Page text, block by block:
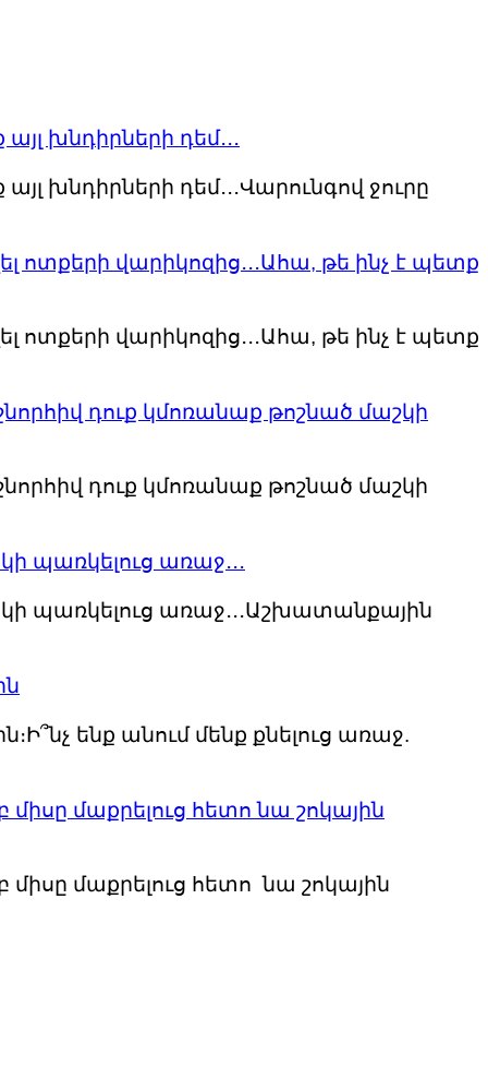
խնդիրների դեմ․․․
խնդիրների դեմ․․․Վարունգով ջուրը
վարիկոզից․․․Ահա, թե ինչ է պետք
վարիկոզից․․․Ահա, թե ինչ է պետք
դուք կմոռանաք թոշնած մաշկի
դուք կմոռանաք թոշնած մաշկի
պառկելուց առաջ․․․
պառկելուց առաջ․․․Աշխատանքային
ենք անում մենք քնելուց առաջ.
մաքրելուց հետո նա շոկային
մաքրելուց հետո նա շոկային